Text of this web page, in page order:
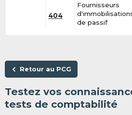
404
Fournisseurs
de passif
Retour au PCG
Testez vos
tests de comptabilité